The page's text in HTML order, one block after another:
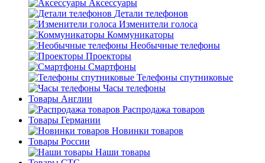
Аксессуары
Детали телефонов
Изменители голоса
Коммуникаторы
Необычные телефоны
Проекторы
Смартфоны
Телефоны спутниковые
Часы телефоны
Товары Англии
Распродажа товаров
Товары Германии
Новинки товаров
Товары России
Наши товары